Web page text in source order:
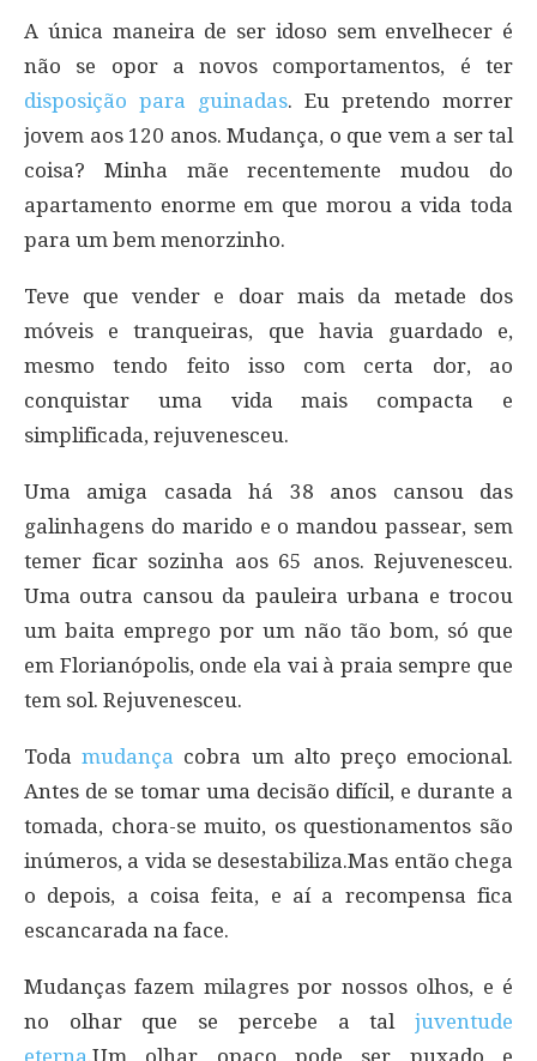
A única maneira de ser idoso sem envelhecer é
não se opor a novos comportamentos, é ter
disposição para guinadas. Eu pretendo morrer
jovem aos 120 anos. Mudança, o que vem a ser tal
coisa? Minha mãe recentemente mudou do
apartamento enorme em que morou a vida toda
para um bem menorzinho.
Teve que vender e doar mais da metade dos
móveis e tranqueiras, que havia guardado e,
mesmo tendo feito isso com certa dor, ao
conquistar uma vida mais compacta e
simplificada, rejuvenesceu.
Uma amiga casada há 38 anos cansou das
galinhagens do marido e o mandou passear, sem
temer ficar sozinha aos 65 anos. Rejuvenesceu.
Uma outra cansou da pauleira urbana e trocou
um baita emprego por um não tão bom, só que
em Florianópolis, onde ela vai à praia sempre que
tem sol. Rejuvenesceu.
Todamudança cobra um alto preço emocional.
Antes de se tomar uma decisão difícil, e durante a
tomada, chora-se muito, os questionamentos são
inúmeros, a vida se desestabiliza.Mas então chega
o depois, a coisa feita, e aí a recompensa fica
escancarada na face.
Mudanças fazem milagres por nossos olhos, e é
no olhar que se percebe a tal juventude
eterna .Um olhar opaco pode ser puxado e